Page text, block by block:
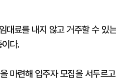
대료를 내지 않고 거주할 수 있
다.
마련해 입주자 모집을 서두르